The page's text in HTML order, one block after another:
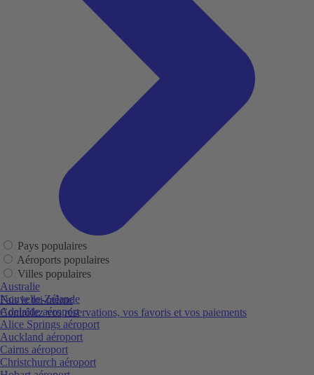
Fais le toi-même
Contrôlez vos réservations, vos favoris et vos paiements
Pays populaires
Aéroports populaires
Villes populaires
Australie
Nouvelle-Zélande
Adelaide aéroport
Alice Springs aéroport
Auckland aéroport
Cairns aéroport
Christchurch aéroport